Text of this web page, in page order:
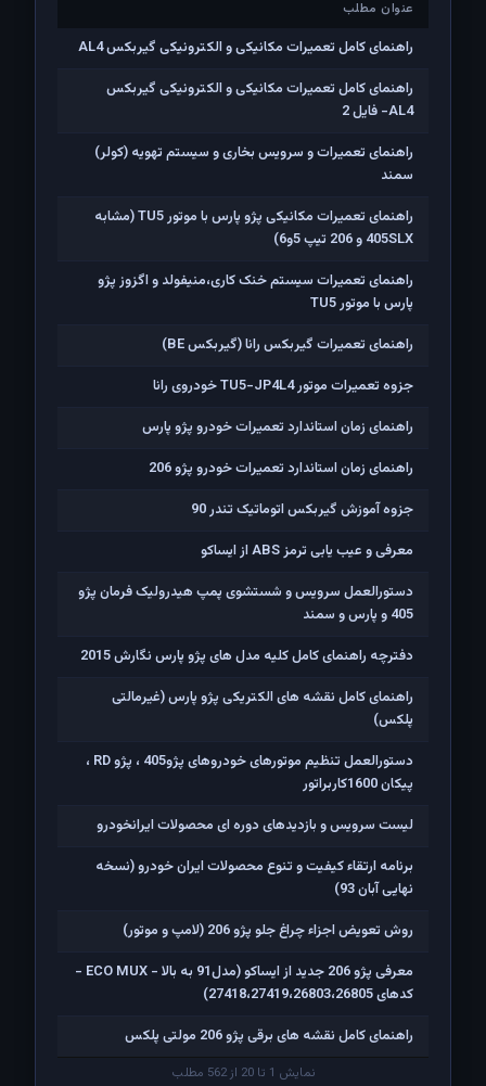
عنوان مطلب
عنوان مطلب
راهنمای کامل تعمیرات مکانیکی و الکترونیکی گیربکس AL4
راهنمای کامل تعمیرات مکانیکی و الکترونیکی گیربکس
AL4- فایل 2
راهنمای تعمیرات و سرویس بخاری و سیستم تهویه (کولر)
سمند
راهنمای تعمیرات مکانیکی پژو پارس با موتور TU5 (مشابه
405SLX و 206 تیپ 5و6)
راهنمای تعمیرات سیستم خنک کاری،منیفولد و اگزوز پژو
پارس با موتور TU5
راهنمای تعمیرات گیربکس رانا (گیربکس BE)
جزوه تعمیرات موتور TU5-JP4L4 خودروی رانا
راهنمای زمان استاندارد تعمیرات خودرو پژو پارس
راهنمای زمان استاندارد تعمیرات خودرو پژو 206
جزوه آموزش گیربکس اتوماتیک تندر 90
معرفی و عیب یابی ترمز ABS از ایساکو
دستورالعمل سرویس و شستشوی پمپ هیدرولیک فرمان پژو
405 و پارس و سمند
دفترچه راهنمای کامل کلیه مدل های پژو پارس نگارش 2015
راهنمای کامل نقشه های الکتریکی پژو پارس (غیرمالتی
پلکس)
دستورالعمل تنظیم موتورهای خودروهای پژو405 ، پژو RD ،
پیکان 1600کاربراتور
لیست سرویس و بازدیدهای دوره ای محصولات ایرانخودرو
برنامه ارتقاء کیفیت و تنوع محصولات ایران خودرو (نسخه
نهایی آبان 93)
روش تعویض اجزاء چراغ جلو پژو 206 (لامپ و موتور)
معرفی پژو 206 جدید از ایساکو (مدل91 به بالا - ECO MUX -
کدهای 27418،27419،26803،26805)
راهنمای کامل نقشه های برقی پژو 206 مولتی پلکس
نمایش 1 تا 20 از 562 مطلب